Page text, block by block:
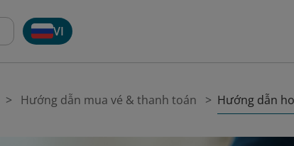
VI
Hướng dẫn mua vé & thanh toán Hướng dẫn